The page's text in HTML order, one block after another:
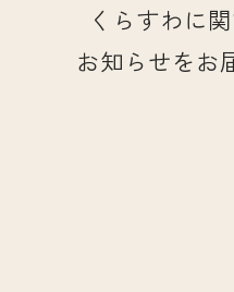
くらすわに
お知らせをお